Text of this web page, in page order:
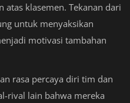
klasemen. Tekanan dari
untuk menyaksikan
motivasi tambahan
rasa percaya diri tim dan
rival lain bahwa mereka